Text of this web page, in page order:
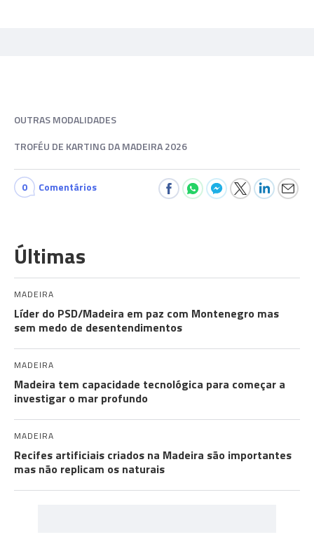
OUTRAS MODALIDADES
TROFÉU DE KARTING DA MADEIRA 2026
0 Comentários
Últimas
MADEIRA
Líder do PSD/Madeira em paz com Montenegro mas
sem medo de desentendimentos
MADEIRA
Madeira tem capacidade tecnológica para começar a
investigar o mar profundo
MADEIRA
Recifes artificiais criados na Madeira são importantes
mas não replicam os naturais